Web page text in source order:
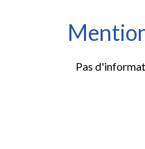
Pas